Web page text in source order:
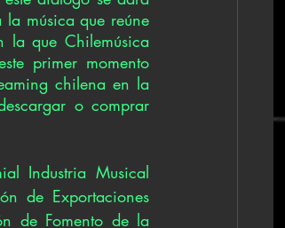
música que reúne
la que Chilemúsica
primer momento
chilena en la
o comprar
Industria Musical
de Exportaciones
de Fomento de la